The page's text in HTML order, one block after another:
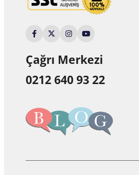
Çağrı Merkezi
0212 640 93 22